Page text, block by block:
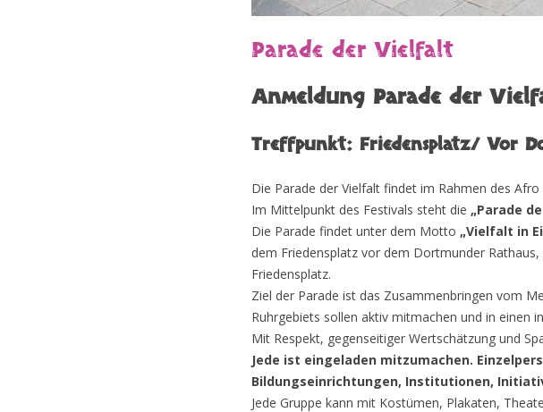
Parade der Vielfalt
Anmeldung Parade der
Treffpunkt: Friedensplatz/ Vor
Die Parade der Vielfalt findet im Rahmen des
Im Mittelpunkt des Festivals steht die „Parade
Die Parade findet unter dem Motto „Vielfalt in
dem Friedensplatz vor dem Dortmunder
Friedensplatz.
Ziel der Parade ist das Zusammenbringen vom
Ruhrgebiets sollen aktiv mitmachen und in einen
Mit Respekt, gegenseitiger Wertschätzung und
Jede ist eingeladen mitzumachen.
Bildungseinrichtungen, Institutionen,
Jede Gruppe kann mit Kostümen, Plakaten,